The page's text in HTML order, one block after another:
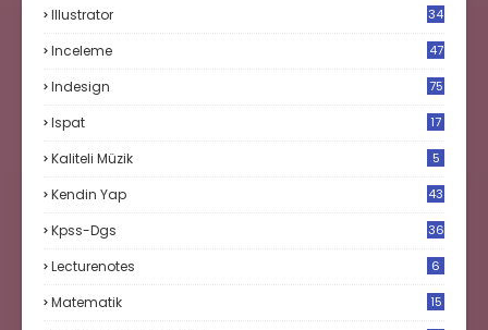
Illustrator 34
Inceleme 47
Indesign 75
Ispat
17
Kaliteli Müzik 5
Kendin Yap 43
Kpss-Dgs 36
Lecturenotes 6
Matematik
15